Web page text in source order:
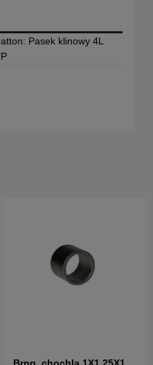
Pasek klinowy 4L